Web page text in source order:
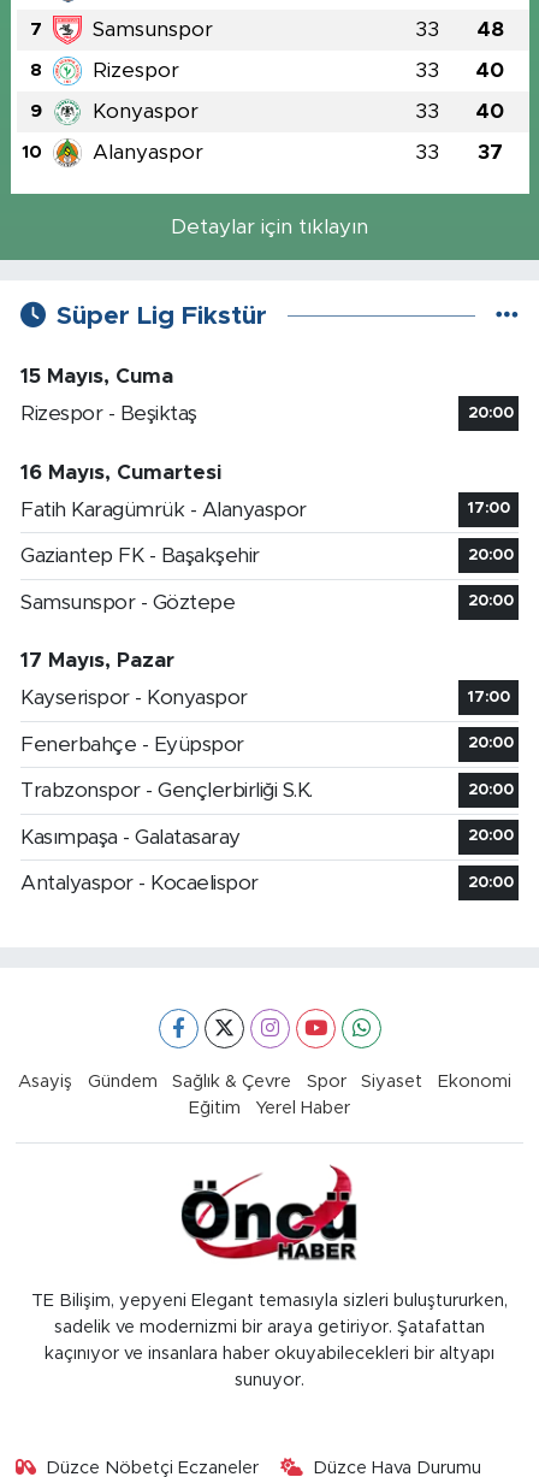
7 Samsunspor 33 48
8 Rizespor 33 40
9 Konyaspor 33 40
10 Alanyaspor 33 37
Detaylar için tıklayın
Süper Lig Fikstür
15 Mayıs, Cuma
Rizespor - Beşiktaş
20:00
16 Mayıs, Cumartesi
Fatih Karagümrük - Alanyaspor
17:00
Gaziantep FK - Başakşehir 20:00
Samsunspor - Göztepe 20:00
17 Mayıs, Pazar
Kayserispor - Konyaspor
17:00
Fenerbahçe - Eyüpspor 20:00
Trabzonspor - Gençlerbirliği S.K. 20:00
Kasımpaşa - Galatasaray 20:00
Antalyaspor - Kocaelispor 20:00
Asayiş Gündem Sağlık & Çevre Spor Siyaset
Ekonomi
Eğitim
Yerel Haber
TE Bilişim, yepyeni Elegant temasıyla sizleri buluştururken,
sadelik ve modernizmi bir araya getiriyor. Şatafattan
kaçınıyor ve insanlara haber okuyabilecekleri bir altyapı
sunuyor.
Düzce Nöbetçi Eczaneler Düzce Hava Durumu